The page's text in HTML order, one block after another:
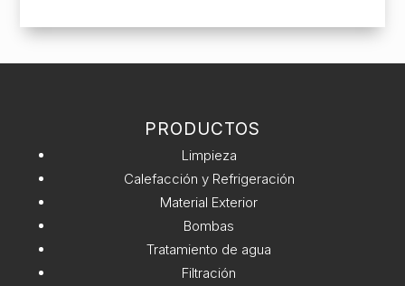
n
i
:
PRODUCTOS
Limpieza
Calefacción y Refrigeración
Material Exterior
Bombas
Tratamiento de agua
Filtración